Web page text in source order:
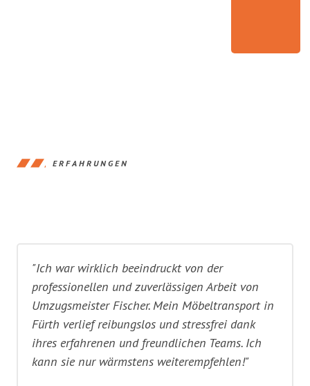
ERFAHRUNGEN
"Ich war wirklich beeindruckt von der
professionellen und zuverlässigen Arbeit von
Umzugsmeister Fischer. Mein Möbeltransport in
Fürth verlief reibungslos und stressfrei dank
ihres erfahrenen und freundlichen Teams. Ich
kann sie nur wärmstens weiterempfehlen!"